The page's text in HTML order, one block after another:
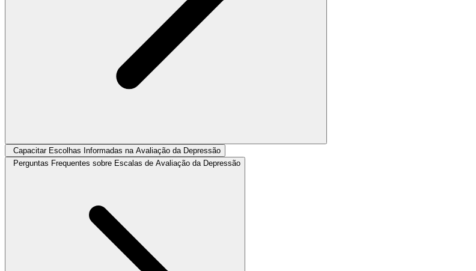
Capacitar Escolhas Informadas na Avaliação da Depressão
Perguntas Frequentes sobre Escalas de Avaliação da Depressão